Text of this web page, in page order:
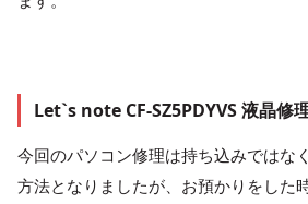
Let`s note CF-SZ5PDYVS 液晶修
今回のパソコン修理は持ち込みではな
方法となりましたが、お預かりをした